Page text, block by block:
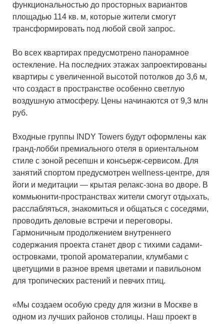
функциональностью до просторных вариантов
площадью 114 кв. м, которые жители смогут
трансформировать под любой свой запрос.
Во всех квартирах предусмотрено панорамное
остекление. На последних этажах запроектированы
квартиры с увеличенной высотой потолков до 3,6 м,
что создаст в пространстве особенно светлую
воздушную атмосферу. Цены начинаются от 9,3 млн
руб.
Входные группы INDY Towers будут оформлены как
гранд-лобби премиального отеля в ориентальном
стиле с зоной ресепшн и консьерж-сервисом. Для
занятий спортом предусмотрен wellness-центре, для
йоги и медитации — крытая релакс-зона во дворе. В
коммьюнити-пространствах жители смогут отдыхать,
расслабляться, знакомиться и общаться с соседями,
проводить деловые встречи и переговоры.
Гармоничным продолжением внутреннего
содержания проекта станет двор с тихими садами-
островками, тропой ароматерапии, клумбами с
цветущими в разное время цветами и павильоном
для тропических растений и певчих птиц.
«Мы создаем особую среду для жизни в Москве в
одном из лучших районов столицы. Наш проект в